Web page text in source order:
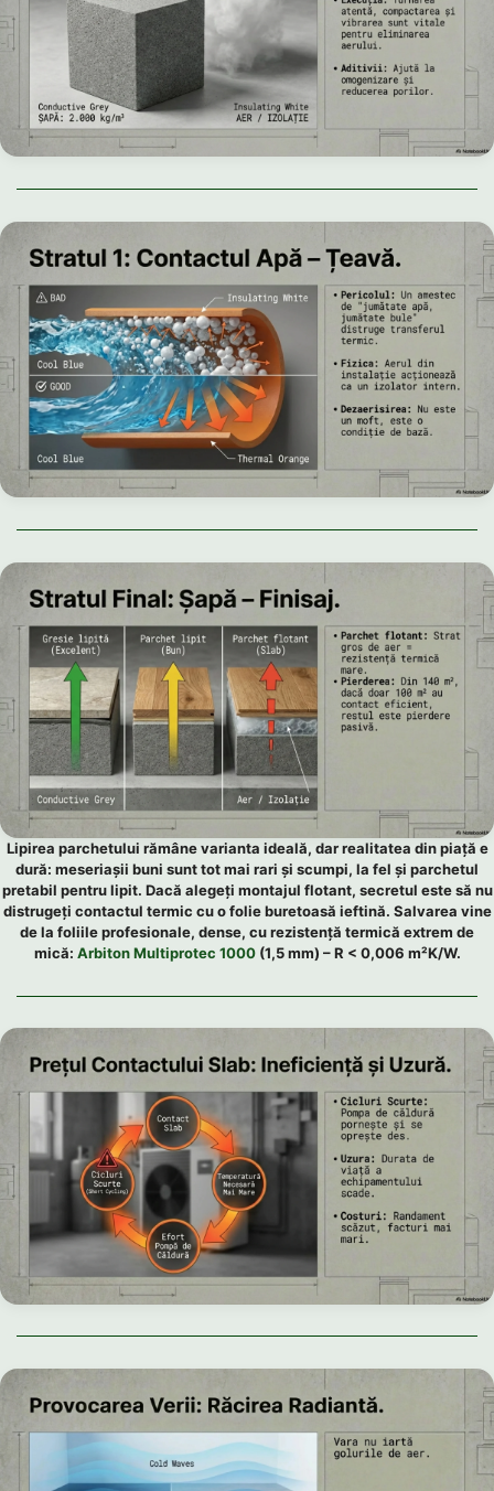
Lipirea parchetului rămâne varianta ideală, dar realitatea din piață e
dură: meseriașii buni sunt tot mai rari și scumpi, la fel și parchetul
pretabil pentru lipit. Dacă alegeți montajul flotant, secretul este să nu
distrugeți contactul termic cu o folie buretoasă ieftină. Salvarea vine
de la foliile profesionale, dense, cu rezistență termică extrem de
mică: Arbiton Multiprotec 1000(1,5 mm) – R < 0,006 m²K/W.